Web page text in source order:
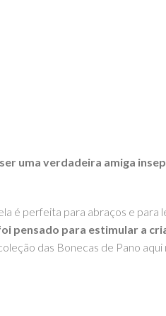
uma verdadeira amiga
é perfeita para abraços e para
pensado para estimular a
das Bonecas de Pano aqui